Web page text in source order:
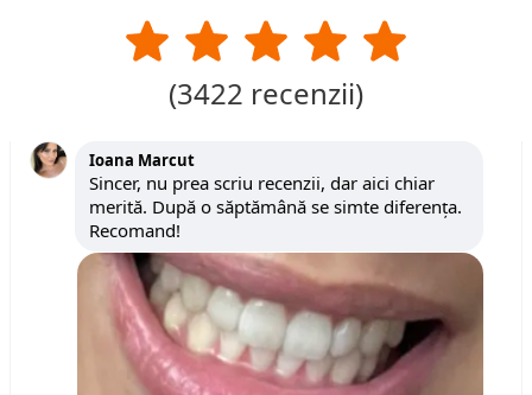
(3422 recenzii)
Ioana Marcut
Sincer, nu prea scriu recenzii, dar aici chiar
merită. După o săptămână se simte diferența.
Recomand!